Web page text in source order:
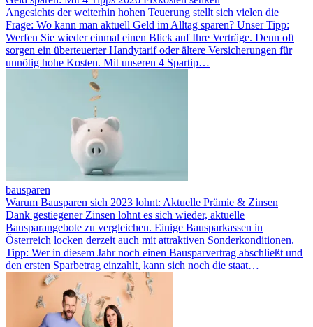
Angesichts der weiterhin hohen Teuerung stellt sich vielen die
Frage: Wo kann man aktuell Geld im Alltag sparen? Unser Tipp:
Werfen Sie wieder einmal einen Blick auf Ihre Verträge. Denn oft
sorgen ein überteuerter Handytarif oder ältere Versicherungen für
unnötig hohe Kosten. Mit unseren 4 Spartip…
bausparen
Warum Bausparen sich 2023 lohnt: Aktuelle Prämie & Zinsen
Dank gestiegener Zinsen lohnt es sich wieder, aktuelle
Bausparangebote zu vergleichen. Einige Bausparkassen in
Österreich locken derzeit auch mit attraktiven Sonderkonditionen.
Tipp: Wer in diesem Jahr noch einen Bausparvertrag abschließt und
den ersten Sparbetrag einzahlt, kann sich noch die staat…